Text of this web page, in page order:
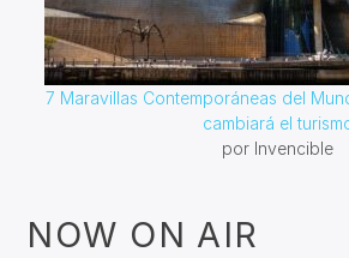
7 Maravillas Contemporáneas del
cambiará el
por Invencible
NOW ON AIR